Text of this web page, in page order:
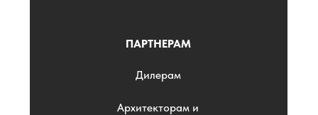
ПАРТНЕРАМ
Архитекторам и
Дилерам